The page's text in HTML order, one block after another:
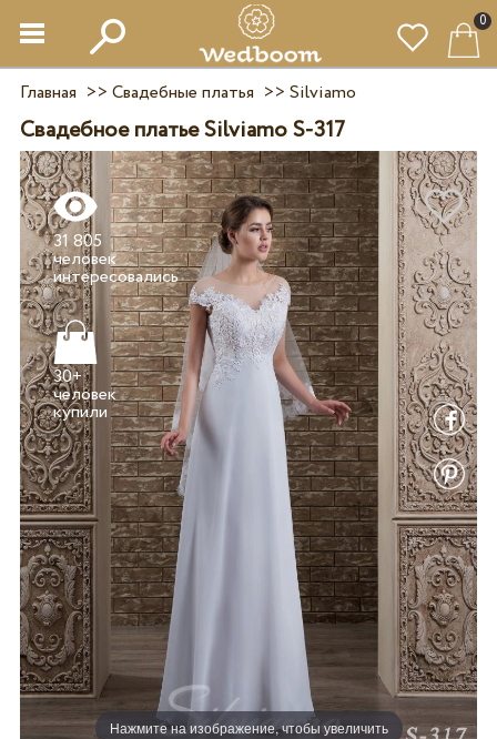
0
Главная >> Свадебные платья >> Silviamo
Свадебное платье Silviamo S-317
Нажмите на изображение, чтобы увеличить
31 805
человек
интересовались
30+
человек